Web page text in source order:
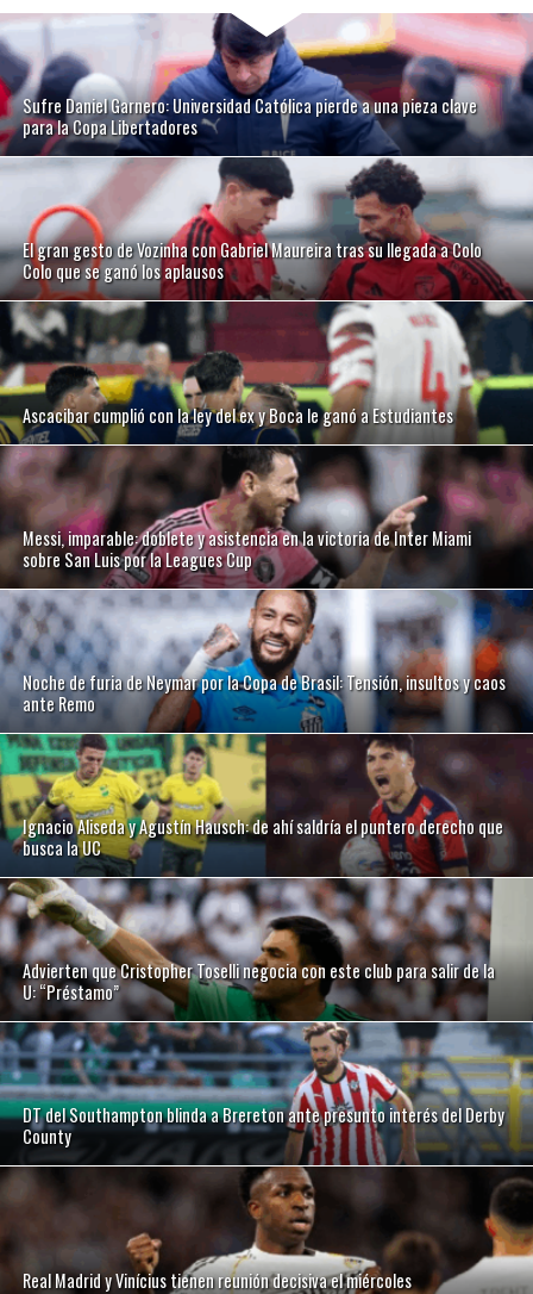
Sufre Daniel Garnero: Universidad Católica pierde a una pieza clave
para la Copa Libertadores
El gran gesto de Vozinha con Gabriel Maureira tras su llegada a Colo
Colo que se ganó los aplausos
Ascacibar cumplió con la ley del ex y Boca le ganó a Estudiantes
Messi, imparable: doblete y asistencia en la victoria de Inter Miami
sobre San Luis por la Leagues Cup
Noche de furia de Neymar por la Copa de Brasil: Tensión, insultos y caos
ante Remo
Ignacio Aliseda y Agustín Hausch: de ahí saldría el puntero derecho que
busca la UC
Advierten que Cristopher Toselli negocia con este club para salir de la
U: “Préstamo”
DT del Southampton blinda a Brereton ante presunto interés del Derby
County
Real Madrid y Vinícius tienen reunión decisiva el miércoles